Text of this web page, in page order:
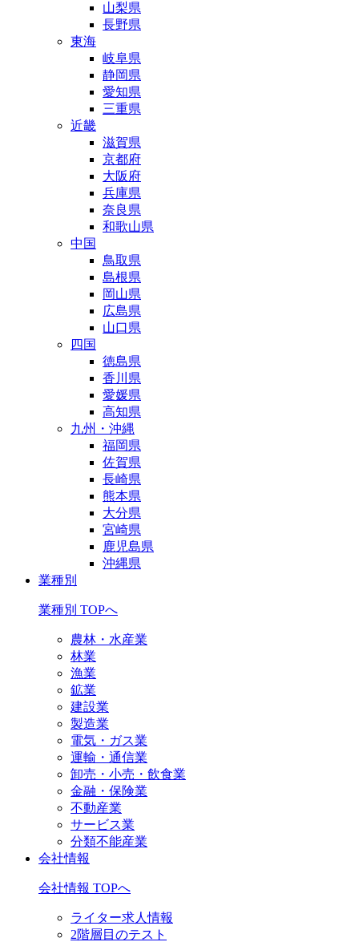
山梨県
長野県
東海
岐阜県
静岡県
愛知県
三重県
近畿
滋賀県
京都府
大阪府
兵庫県
奈良県
和歌山県
中国
鳥取県
島根県
岡山県
広島県
山口県
四国
徳島県
香川県
愛媛県
高知県
九州・沖縄
福岡県
佐賀県
長崎県
熊本県
大分県
宮崎県
鹿児島県
沖縄県
業種別
業種別 TOPへ
農林・水産業
林業
漁業
鉱業
建設業
製造業
電気・ガス業
運輸・通信業
卸売・小売・飲食業
金融・保険業
不動産業
サービス業
分類不能産業
会社情報
会社情報 TOPへ
ライター求人情報
2階層目のテスト